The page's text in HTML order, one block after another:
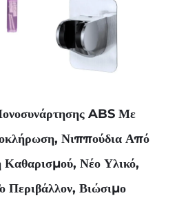
ABS Με
Νιππούδια Από
Καθαρισμού, Νέο Υλικό,
Περιβάλλον, Βιώσιμο